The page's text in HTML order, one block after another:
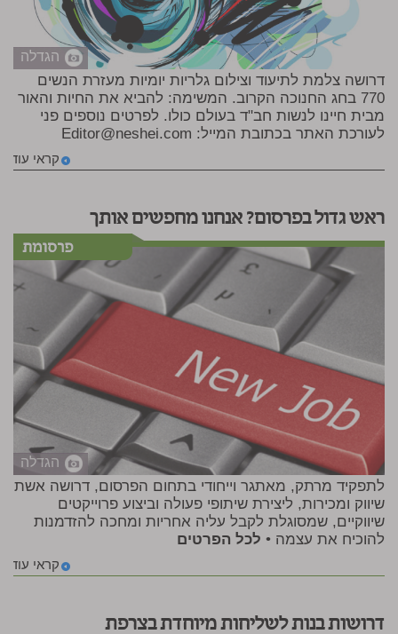
הגדלה
דרושה צלמת לתיעוד וצילום גלריות יומיות מעזרת הנשים
770 בחג החנוכה הקרוב. המשימה: להביא את החיות והאור
מבית חיינו לנשות חב"ד בעולם כולו. לפרטים נוספים פני
לעורכת האתר בכתובת המייל: Editor@neshei.com
קראי עוד
ראש גדול בפרסום? אנחנו מחפשים אותך
הגדלה
לתפקיד מרתק, מאתגר וייחודי בתחום הפרסום, דרושה אשת
שיווק ומכירות, ליצירת שיתופי פעולה וביצוע פרוייקטים
שיווקיים, שמסוגלת לקבל עליה אחריות ומחכה להזדמנות
להוכיח את עצמה • לכל הפרטים
קראי עוד
דרושות בנות לשליחות מיוחדת בצרפת